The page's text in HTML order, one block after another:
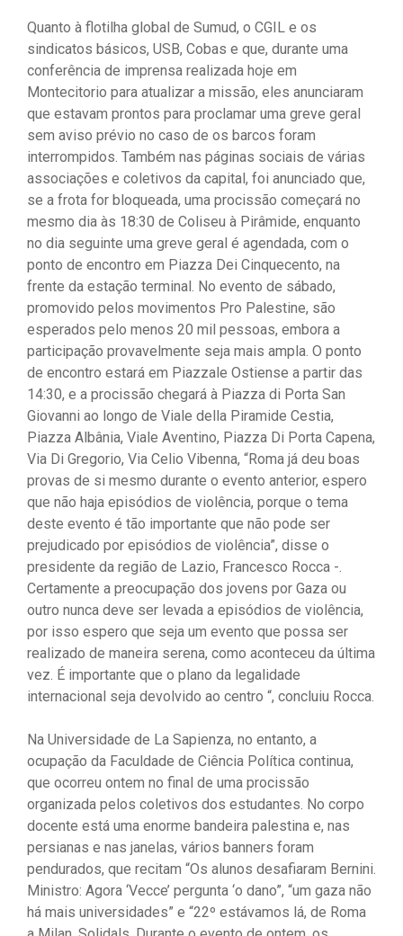
Quanto à flotilha global de Sumud, o CGIL e os
sindicatos básicos, USB, Cobas e que, durante uma
conferência de imprensa realizada hoje em
Montecitorio para atualizar a missão, eles anunciaram
que estavam prontos para proclamar uma greve geral
sem aviso prévio no caso de os barcos foram
interrompidos. Também nas páginas sociais de várias
associações e coletivos da capital, foi anunciado que,
se a frota for bloqueada, uma procissão começará no
mesmo dia às 18:30 de Coliseu à Pirâmide, enquanto
no dia seguinte uma greve geral é agendada, com o
ponto de encontro em Piazza Dei Cinquecento, na
frente da estação terminal. No evento de sábado,
promovido pelos movimentos Pro Palestine, são
esperados pelo menos 20 mil pessoas, embora a
participação provavelmente seja mais ampla. O ponto
de encontro estará em Piazzale Ostiense a partir das
14:30, e a procissão chegará à Piazza di Porta San
Giovanni ao longo de Viale della Piramide Cestia,
Piazza Albânia, Viale Aventino, Piazza Di Porta Capena,
Via Di Gregorio, Via Celio Vibenna, “Roma já deu boas
provas de si mesmo durante o evento anterior, espero
que não haja episódios de violência, porque o tema
deste evento é tão importante que não pode ser
prejudicado por episódios de violência”, disse o
presidente da região de Lazio, Francesco Rocca -.
Certamente a preocupação dos jovens por Gaza ou
outro nunca deve ser levada a episódios de violência,
por isso espero que seja um evento que possa ser
realizado de maneira serena, como aconteceu da última
vez. É importante que o plano da legalidade
internacional seja devolvido ao centro “, concluiu Rocca.
Na Universidade de La Sapienza, no entanto, a
ocupação da Faculdade de Ciência Política continua,
que ocorreu ontem no final de uma procissão
organizada pelos coletivos dos estudantes. No corpo
docente está uma enorme bandeira palestina e, nas
persianas e nas janelas, vários banners foram
pendurados, que recitam “Os alunos desafiaram Bernini.
Ministro: Agora ‘Vecce’ pergunta ‘o dano”, “um gaza não
há mais universidades” e “22º estávamos lá, de Roma